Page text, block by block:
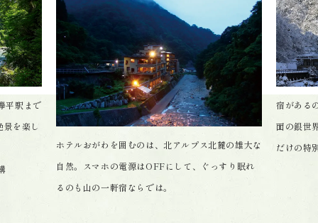
平駅まで
を楽し
ホテルおがわを囲むのは、北アルプス北麓の雄大な
自然。スマホの電源はOFFにして、ぐっすり眠れ
るのも山の一軒宿ならでは。
宿がある
面の銀世
だけの特